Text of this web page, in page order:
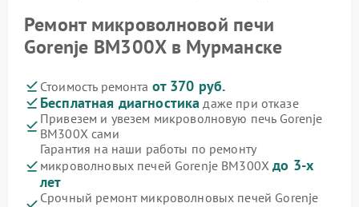
Ремонт микроволновой печи
Gorenje BM300X в Мурманске
Стоимость ремонта от 370 руб.
Бесплатная диагностика даже при отказе
Привезем и увезем микроволновую печь Gorenje
BM300X сами
Гарантия на наши работы по ремонту
микроволновых печей Gorenje BM300Xдо 3-х
лет
Срочный ремонт микроволновых печей Gorenje